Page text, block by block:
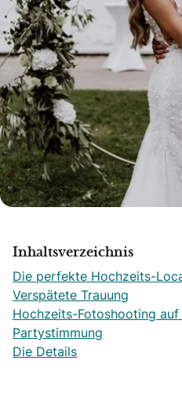
Inhaltsverzeichnis
Die perfekte Hochzeits-
Verspätete Trauung
Hochzeits-Fotoshooting auf
Partystimmung
Die Details